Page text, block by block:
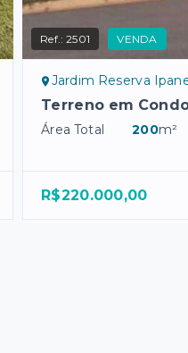
Ref.:2501 VENDA
Jardim Reserva
Terreno em
Área Total 200m²
R$220.000,00